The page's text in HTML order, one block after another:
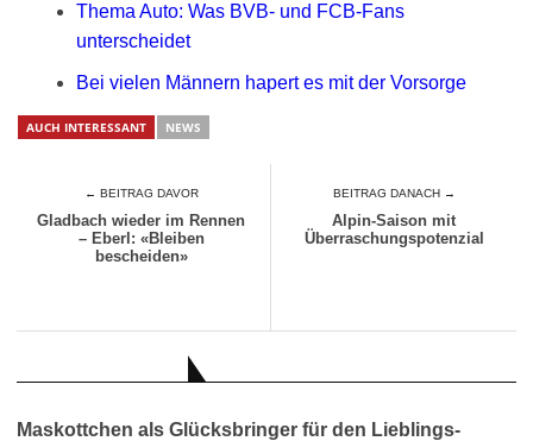
Thema Auto: Was BVB- und FCB-Fans
unterscheidet
Bei vielen Männern hapert es mit der Vorsorge
AUCH INTERESSANT NEWS
← BEITRAG DAVOR
Gladbach wieder im Rennen
– Eberl: «Bleiben
bescheiden»
BEITRAG DANACH →
Alpin-Saison mit
Überraschungspotenzial
Maskottchen als Glücksbringer für den Lieblings-